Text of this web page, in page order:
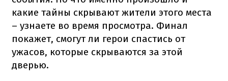
какие тайны скрывают жители этого места
– узнаете во время просмотра. Финал
покажет, смогут ли герои спастись от
ужасов, которые скрываются за этой
дверью.